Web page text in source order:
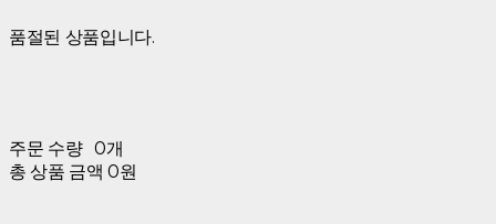
품절된 상품입니다.
주문 수량 0개
총 상품 금액 0원